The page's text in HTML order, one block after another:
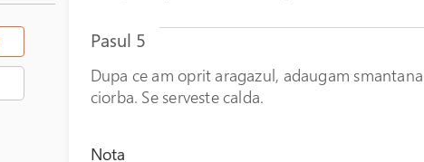
Pasul 5
Dupa ce am oprit aragazul, adaugam
ciorba. Se serveste calda.
Nota